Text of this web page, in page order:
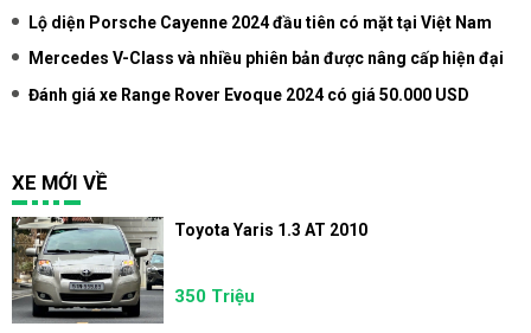
Lộ diện Porsche Cayenne 2024 đầu tiên có mặt tại Việt Nam
Mercedes V-Class và nhiều phiên bản được nâng cấp hiện đại
Đánh giá xe Range Rover Evoque 2024 có giá 50.000 USD
XE MỚI VỀ
Toyota Yaris 1.3 AT 2010
350 Triệu